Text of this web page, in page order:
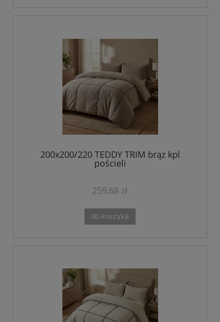
200x200/220 TEDDY TRIM brąz kpl
pościeli
259,68 zł
do koszyka